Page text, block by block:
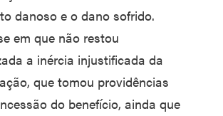
danoso e o dano sofrido.
em que não restou
a inércia injustificada da
que tomou providências
do benefício, ainda que